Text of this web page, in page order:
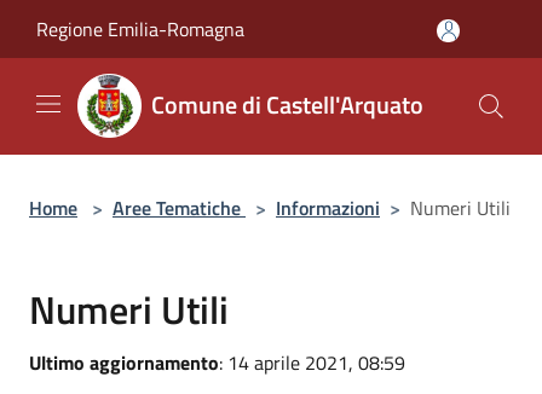
Regione Emilia-Romagna
Comune di Castell'Arquato
Home > Aree Tematiche > Informazioni > Numeri Utili
Numeri Utili
Ultimo aggiornamento: 14 aprile 2021, 08:59